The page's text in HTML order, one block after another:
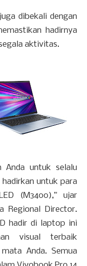
dibekali dengan
hadirnya
aktivitas.
Anda untuk selalu
untuk para
(M3400),” ujar
Regional Director.
hadir di laptop ini
visual terbaik
Anda. Semua